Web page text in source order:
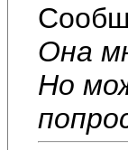
Она
Но